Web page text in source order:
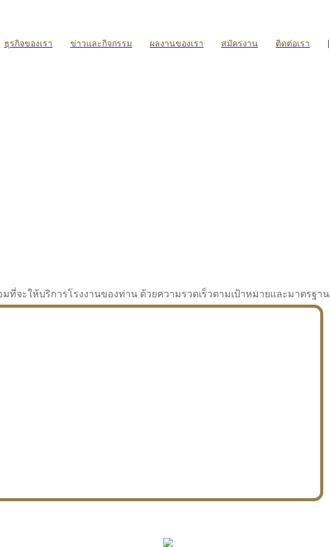
ธุรกิจของเรา ข่าวและกิจกรรม ผลงานของเรา สมัครงาน ติดต่อเรา |
จะให้บริการโรงงานของท่าน ด้วยความรวดเร็วตามเป้าหมายและมาตรฐาน